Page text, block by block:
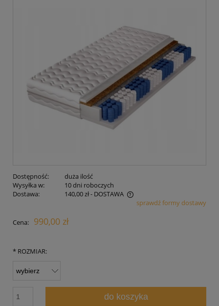
Dostępność:
duża ilość
Wysyłka w:
10 dni roboczych
Dostawa:
140,00 zł- DOSTAWA
Cena nie zawiera ewentualnych kosztów płatnościsprawdź formy dostawy
Cena: 990,00 zł
* ROZMIAR:
do koszyka